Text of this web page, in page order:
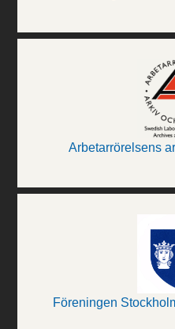
Arbetarrörelsens
Föreningen